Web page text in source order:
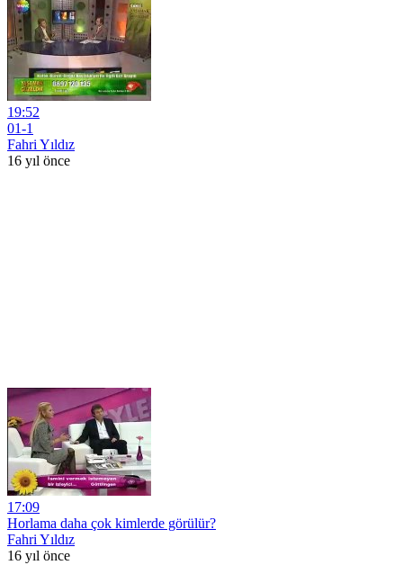
19:52
01-1
Fahri Yıldız
16 yıl önce
17:09
Horlama daha çok kimlerde görülür?
Fahri Yıldız
16 yıl önce